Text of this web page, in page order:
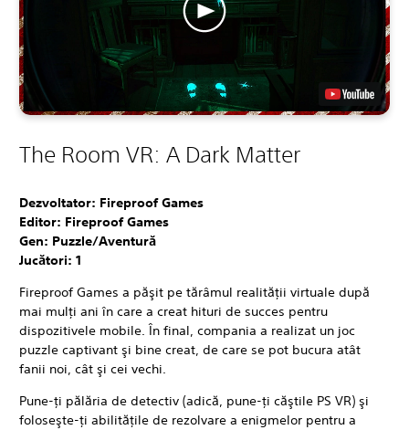
The Room VR: A Dark Matter
Dezvoltator: Fireproof Games
Editor: Fireproof Games
Gen: Puzzle/Aventură
Jucători: 1
Fireproof Games a păşit pe tărâmul realităţii virtuale după
mai mulţi ani în care a creat hituri de succes pentru
dispozitivele mobile. În final, compania a realizat un joc
puzzle captivant şi bine creat, de care se pot bucura atât
fanii noi, cât şi cei vechi.
Pune-ţi pălăria de detectiv (adică, pune-ţi căştile PS VR) şi
foloseşte-ţi abilităţile de rezolvare a enigmelor pentru a